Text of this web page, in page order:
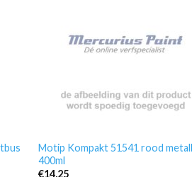
Motip Kompakt 51541 rood
400ml
€14,25